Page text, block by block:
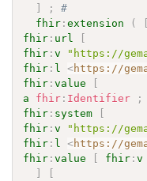
;
#
fhir :extension (
fhir : url
fhir :v
"https://
fhir : l <https://
fhir :value
a
fhir : Identifier
;
fhir : system
fhir :v
"https://
fhir : l <https://
fhir :value fhir :v